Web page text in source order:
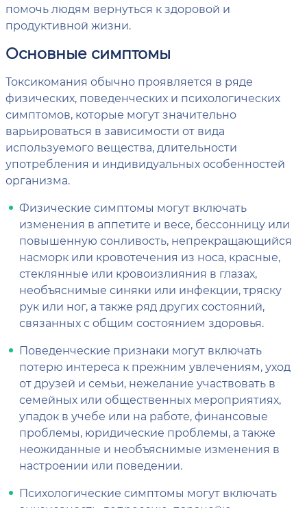
помочь людям вернуться к здоровой и
продуктивной жизни.
Основные симптомы
Токсикомания обычно проявляется в ряде
физических, поведенческих и психологических
симптомов, которые могут значительно
варьироваться в зависимости от вида
используемого вещества, длительности
употребления и индивидуальных особенностей
организма.
Физические симптомы могут включать
изменения в аппетите и весе, бессонницу или
повышенную сонливость, непрекращающийся
насморк или кровотечения из носа, красные,
стеклянные или кровоизлияния в глазах,
необъяснимые синяки или инфекции, тряску
рук или ног, а также ряд других состояний,
связанных с общим состоянием здоровья.
Поведенческие признаки могут включать
потерю интереса к прежним увлечениям, уход
от друзей и семьи, нежелание участвовать в
семейных или общественных мероприятиях,
упадок в учебе или на работе, финансовые
проблемы, юридические проблемы, а также
неожиданные и необъяснимые изменения в
настроении или поведении.
Психологические симптомы могут включать